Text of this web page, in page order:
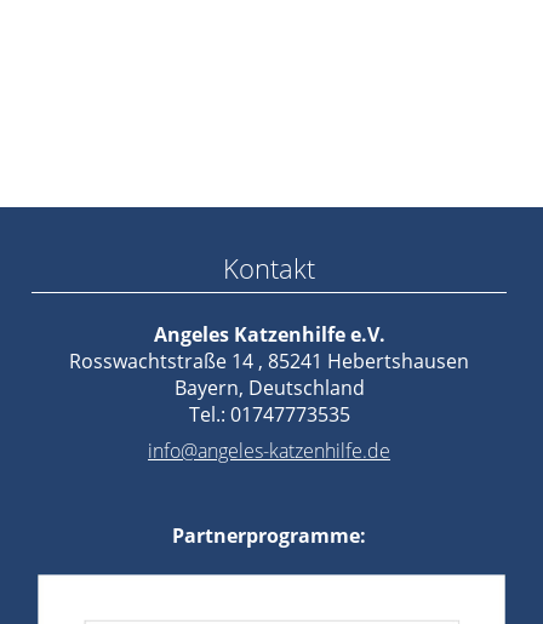
Kontakt
Angeles Katzenhilfe e.V.
Rosswachtstraße 14 , 85241 Hebertshausen
Bayern, Deutschland
Tel.: 01747773535
info@angeles-katzenhilfe.de
Partnerprogramme: